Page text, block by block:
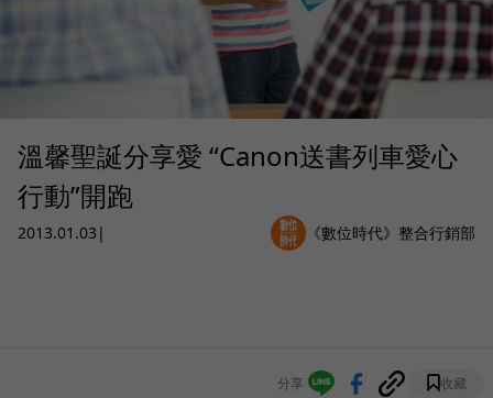
溫馨聖誕分享愛 “Canon送書列車愛心
行動”開跑
2013.01.03 | 《數位時代》整合行銷部
分享 收藏